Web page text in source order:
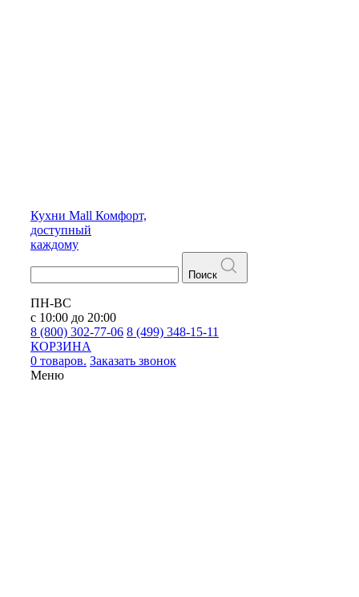
Кухни Mall Комфорт,
доступный
каждому
Поиск
ПН-ВС
с 10:00 до 20:00
8 (800) 302-77-06 8 (499) 348-15-11
КОРЗИНА
0 товаров. Заказать звонок
Меню